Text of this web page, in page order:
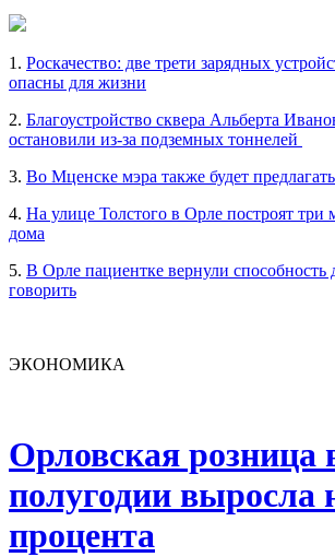
1. Роскачество: две трети зарядных
опасны для жизни
2. Благоустройство сквера Альберта
остановили из-за подземных тоннелей
3. Во Мценске мэра также будет
4. На улице Толстого в Орле построят три
дома
5. В Орле пациентке вернули способность
говорить
ЭКОНОМИКА
Орловская розница
полугодии выросла
процента